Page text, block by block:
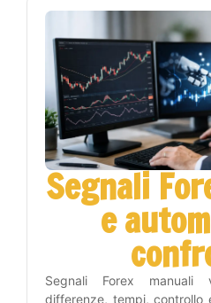
Segnali
e
Segnali Forex manuali
differenze, tempi, controllo